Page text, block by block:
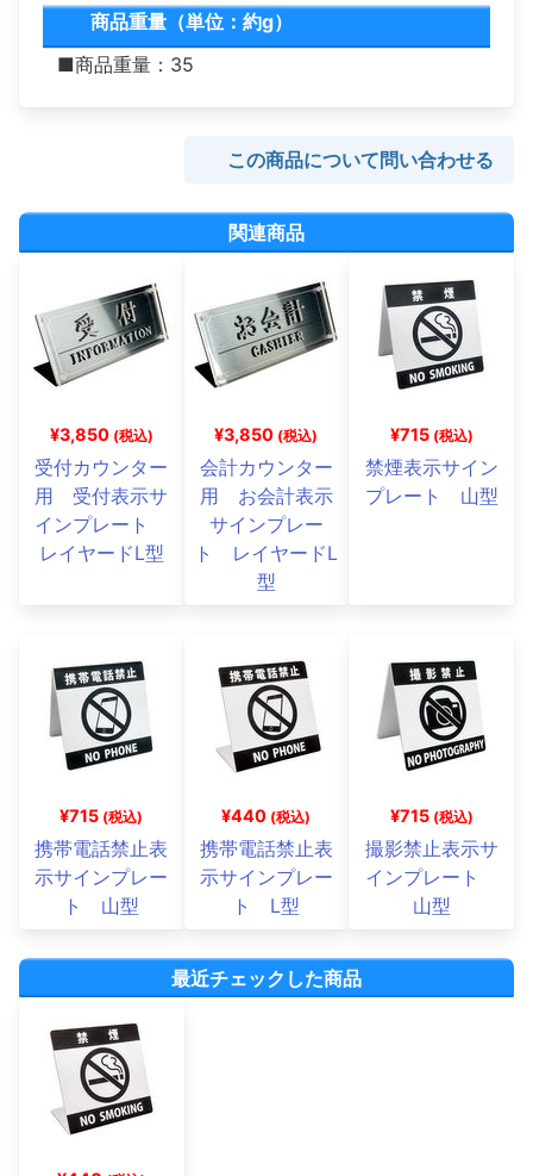
商品重量（単位：約g）
■商品重量：35
この商品について問い合わせる
関連商品
¥3,850 (税込)
受付カウンター
用 受付表示サ
インプレート
レイヤードL型
¥3,850 (税込)
会計カウンター
用 お会計表示
サインプレー
ト レイヤードL
型
¥715 (税込)
禁煙表示サイン
プレート 山型
¥715 (税込)
携帯電話禁止表
示サインプレー
ト 山型
¥440 (税込)
携帯電話禁止表
示サインプレー
ト L型
¥715 (税込)
撮影禁止表示サ
インプレート
山型
最近チェックした商品